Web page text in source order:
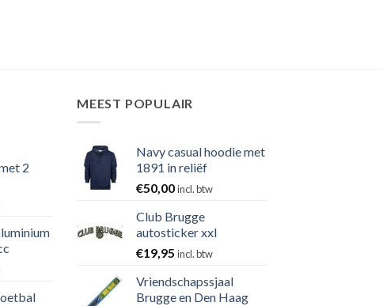
2
MEEST POPULAIR
Navy casual hoodie met
1891 in reliëf
€50,00incl. btw
Club Brugge
autosticker xxl
€19,95 incl. btw
Vriendschapssjaal
Brugge en Den Haag